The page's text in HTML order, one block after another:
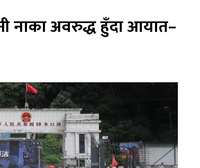
नाका अवरुद्ध हुँदा आयात–